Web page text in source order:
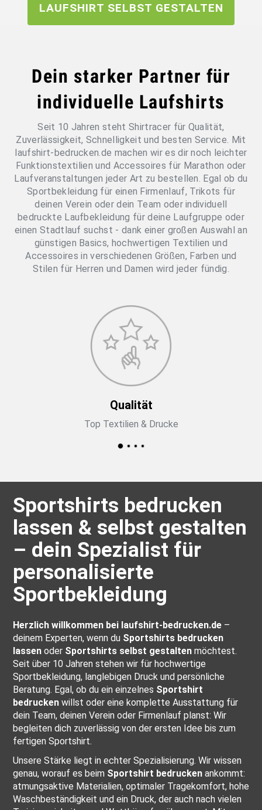
LAUFSHIRT SELBST GESTALTEN
Dein starker Partner für
individuelle Laufshirts
Seit 10 Jahren steht Shirtracer für Qualität,
Zuverlässigkeit, Schnelligkeit und besten Service. Mit
laufshirt-bedrucken.de machen wir es dir noch leichter
Funktionstextilien und Accessoires für Marathon oder
Laufveranstaltungen jeder Art zu bestellen. Egal ob du
Sportbekleidung für einen Firmenlauf, Trikots für
deinen Verein oder dein Team oder individuell
bedruckte Laufbekleidung für deine Laufgruppe oder
einen Stadtlauf suchst - dank einer großen Auswahl an
günstigen Basics, hochwertigen Textilien und
Accessoires in verschiedenen Größen, Farben und
Stilen für Herren und Damen wird jeder fündig.
Qualität
Top Textilien & Drucke
Sportshirts bedrucken
lassen & selbst gestalten
– dein Spezialist für
personalisierte
Sportbekleidung
Herzlich willkommen bei laufshirt-bedrucken.de –
deinem Experten, wenn du Sportshirts bedrucken
lassen oder Sportshirts selbst gestalten möchtest.
Seit über 10 Jahren stehen wir für hochwertige
Sportbekleidung, langlebigen Druck und persönliche
Beratung. Egal, ob du ein einzelnes Sportshirt
bedrucken willst oder eine komplette Ausstattung für
dein Team, deinen Verein oder Firmenlauf planst: Wir
begleiten dich zuverlässig von der ersten Idee bis zum
fertigen Sportshirt.
Unsere Stärke liegt in echter Spezialisierung. Wir wissen
genau, worauf es beim Sportshirt bedrucken ankommt:
atmungsaktive Materialien, optimaler Tragekomfort, hohe
Waschbeständigkeit und ein Druck, der auch nach vielen